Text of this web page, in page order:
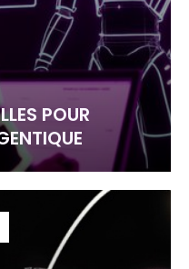
POUR